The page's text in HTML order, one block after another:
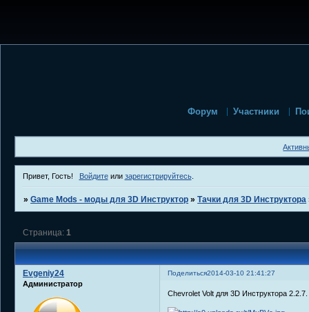
Форум Участники
Привет, Гость! Войдитеили зарегистрируйтесь.
»Game Mods - моды для 3D Инструктор »Тачки для 3D Инструктора
Страница: 1
Поделиться2014-03-10 21:41:27
Evgeniy24
Администратор
Chevrolet Volt для 3D Инструктора 2.2.7.